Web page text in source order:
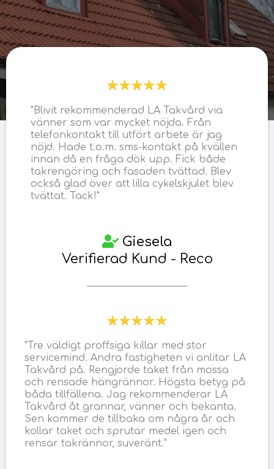
"Blivit rekommenderad LA Takvård via
vänner som var mycket nöjda. Från
telefonkontakt till utfört arbete är jag
nöjd. Hade t.o.m. sms-kontakt på kvällen
innan då en fråga dök upp. Fick både
takrengöring och fasaden tvättad. Blev
också glad över att lilla cykelskjulet blev
tvättat. Tack!"
Giesela
Verifierad Kund - Reco
"Tre väldigt proffsiga killar med stor
servicemind. Andra fastigheten vi anlitar LA
Takvård på. Rengjorde taket från mossa
och rensade hängrännor. Högsta betyg på
båda tillfällena. Jag rekommenderar LA
Takvård åt grannar, vänner och bekanta.
Sen kommer de tillbaka om några år och
kollar taket och sprutar medel igen och
rensar takrännor, suveränt."